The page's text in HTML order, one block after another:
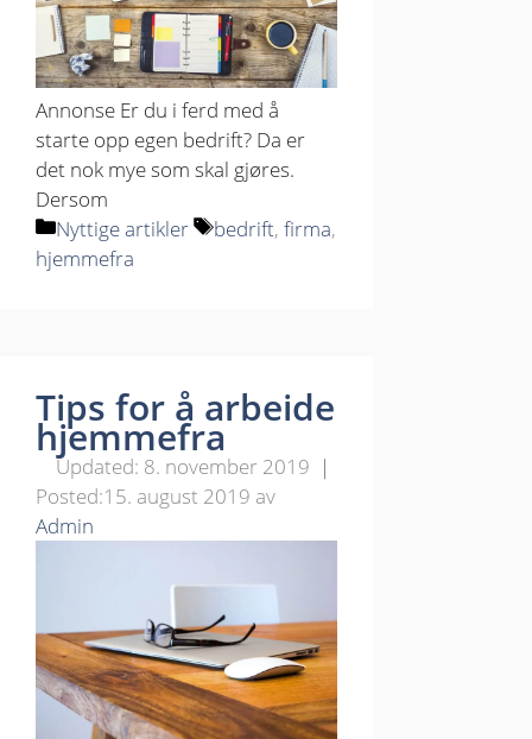
Annonse Er du i ferd med å
starte opp egen bedrift? Da er
det nok mye som skal gjøres.
Dersom
Kategorier
Nyttige artikler Stikkord
bedrift, firma,
hjemmefra
Tips for å arbeide
hjemmefra
8. november 2019
15. august 2019 av
Admin